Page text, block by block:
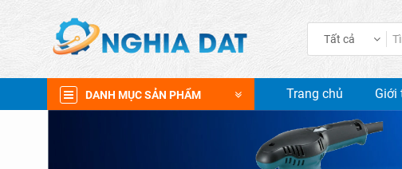
Tất cả
DANH MỤC SẢN PHẨM Trang chủ Giới